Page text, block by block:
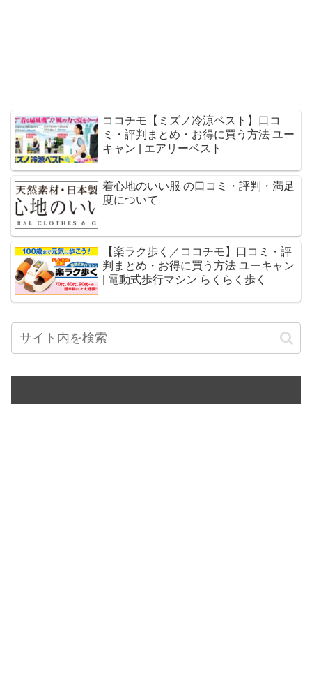
ココチモ【ミズノ冷涼ベスト】口コ
ミ・評判まとめ・お得に買う方法 ユー
キャン | エアリーベスト
着心地のいい服 の口コミ・評判・満足
度について
【楽ラク歩く／ココチモ】口コミ・評
判まとめ・お得に買う方法 ユーキャン
| 電動式歩行マシン らくらく歩く